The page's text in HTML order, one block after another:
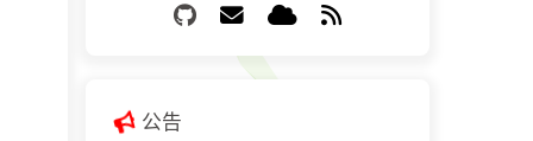
公告